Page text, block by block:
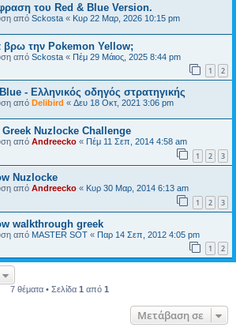
του Red & Blue Version.
από Sckosta « Κυρ 22 Μαρ, 2026 10:15 pm
την Pokemon Yellow;
από Sckosta « Πέμ 29 Μάιος, 2025 8:44 pm
1 2
- Ελληνικός οδηγός στρατηγικής
από Delibird « Δευ 18 Οκτ, 2021 3:06 pm
Nuzlocke Challenge
από Andreecko « Πέμ 11 Σεπ, 2014 4:58 am
1 2 3
Nuzlocke
από Andreecko « Κυρ 30 Μαρ, 2014 6:13 am
1 2 3
walkthrough greek
από MASTER SOT « Παρ 14 Σεπ, 2012 4:05 pm
1 2
7 θέματα • Σελίδα 1 από 1
Μετάβαση σε